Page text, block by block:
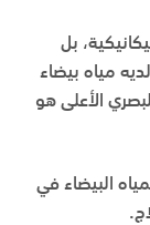
بل
مياه بيضاء
الأعلى هو
البيضاء في